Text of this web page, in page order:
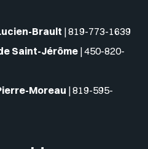
Brault |819-773-1639
Saint-Jérôme |450-820-
Moreau |819-595-